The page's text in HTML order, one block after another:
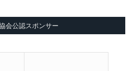
会公認スポンサー